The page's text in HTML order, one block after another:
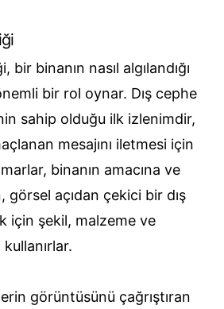
bir binanın nasıl algılandığı
bir rol oynar. Dış cephe
sahip olduğu ilk izlenimdir,
mesajını iletmesi için
binanın amacına ve
görsel açıdan çekici bir dış
için şekil, malzeme ve
görüntüsünü çağrıştıran